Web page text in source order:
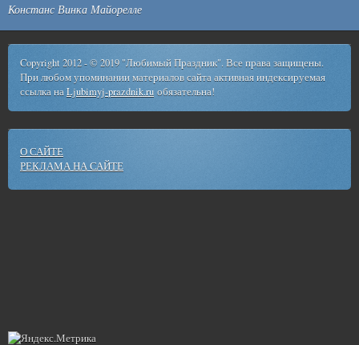
Констанс Винка Майорелле
Copyright 2012 - © 2019 "Любимый Праздник". Все права защищены.
При любом упоминании материалов сайта активная индексируемая
ссылка наLjubimyj-prazdnik.ru обязательна!
О САЙТЕ
РЕКЛАМА НА САЙТЕ